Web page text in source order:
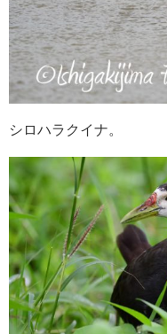
シロハラクイナ。